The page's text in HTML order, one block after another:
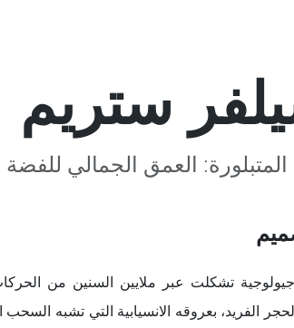
ستريم
العمق الجمالي للفضة
تشكلت عبر ملايين السنين من
الفريد، بعروقه الانسيابية التي تشبه السحب